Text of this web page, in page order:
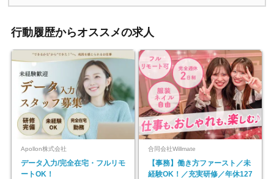
行動履歴からオススメの求人
Apollon株式会社
データ入力/完全在宅・フルリモ
ートOK！
合同会社Willmate
【事務】働き方ファースト／未
経験OK！／充実研修／年休127